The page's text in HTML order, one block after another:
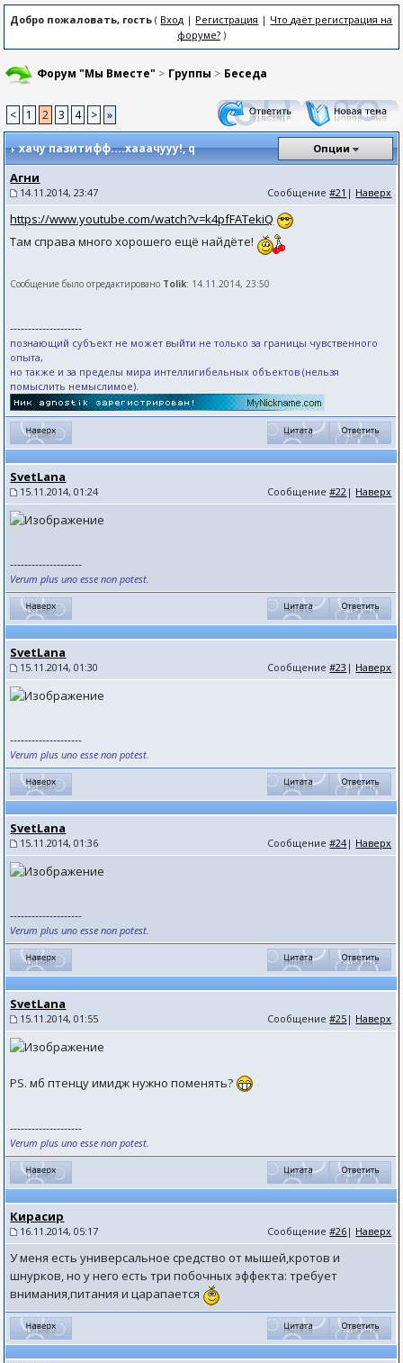
Добро пожаловать, гость ( Вход | Регистрация | Что даёт регистрация на
форуме?)
Форум "Мы Вместе" > Группы > Беседа
< 1 2 3 4 > »
хачу пазитифф....хааачууу!, q Опции
Агни
14.11.2014, 23:47 Сообщение#21 | Наверх
https://www.youtube.com/watch?v=k4pfFATekiQ
Там справа много хорошего ещё найдёте!
Сообщение было отредактировано Tolik: 14.11.2014, 23:50
--------------------
познающий субъект не может выйти не только за границы чувственного
опыта,
но также и за пределы мира интеллигибельных объектов (нельзя
помыслить немыслимое).
SvetLana
15.11.2014, 01:24 Сообщение#22 | Наверх
--------------------
Verum plus uno esse non potest.
SvetLana
15.11.2014, 01:30 Сообщение#23 | Наверх
--------------------
Verum plus uno esse non potest.
SvetLana
15.11.2014, 01:36 Сообщение#24| Наверх
--------------------
Verum plus uno esse non potest.
SvetLana
15.11.2014, 01:55 Сообщение#25 | Наверх
PS. мб птенцу имидж нужно поменять?
--------------------
Verum plus uno esse non potest.
Кирасир
16.11.2014, 05:17 Сообщение#26 | Наверх
У меня есть универсальное средство от мышей,кротов и
шнурков, но у него есть три побочных эффекта: требует
внимания,питания и царапается